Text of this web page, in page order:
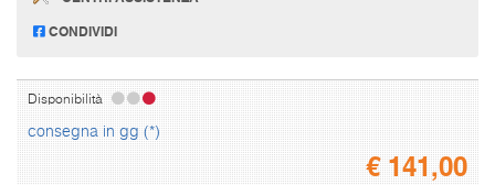
CONDIVIDI
Disponibilità
consegna in gg (*)
€141,00